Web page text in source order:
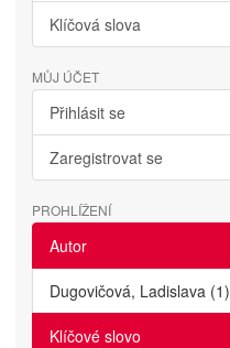
Klíčová slova
MŮJ ÚČET
Přihlásit se
Zaregistrovat se
PROHLÍŽENÍ
Autor
Dugovičová, Ladislava (1)
Klíčové slovo